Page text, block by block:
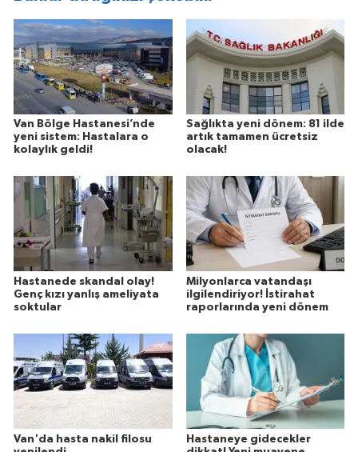
Van Bölge Hastanesi’nde
yeni sistem: Hastalara o
kolaylık geldi!
Sağlıkta yeni dönem: 81 ilde
artık tamamen ücretsiz
olacak!
Hastanede skandal olay!
Genç kızı yanlış ameliyata
soktular
Milyonlarca vatandaşı
ilgilendiriyor! İstirahat
raporlarında yeni dönem
Van'da hasta nakil filosu
Hastaneye gidecekler